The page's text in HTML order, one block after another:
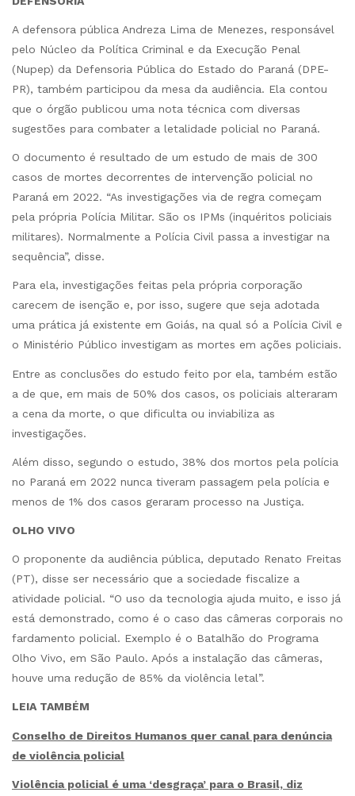
A defensora pública Andreza Lima de Menezes, responsável
pelo Núcleo da Política Criminal e da Execução Penal
(Nupep) da Defensoria Pública do Estado do Paraná (DPE-
PR), também participou da mesa da audiência. Ela contou
que o órgão publicou uma nota técnica com diversas
sugestões para combater a letalidade policial no Paraná.
O documento é resultado de um estudo de mais de 300
casos de mortes decorrentes de intervenção policial no
Paraná em 2022. “As investigações via de regra começam
pela própria Polícia Militar. São os IPMs (inquéritos policiais
militares). Normalmente a Polícia Civil passa a investigar na
sequência”, disse.
Para ela, investigações feitas pela própria corporação
carecem de isenção e, por isso, sugere que seja adotada
uma prática já existente em Goiás, na qual só a Polícia Civil e
o Ministério Público investigam as mortes em ações policiais.
Entre as conclusões do estudo feito por ela, também estão
a de que, em mais de 50% dos casos, os policiais alteraram
a cena da morte, o que dificulta ou inviabiliza as
investigações.
Além disso, segundo o estudo, 38% dos mortos pela polícia
no Paraná em 2022 nunca tiveram passagem pela polícia e
menos de 1% dos casos geraram processo na Justiça.
OLHO VIVO
O proponente da audiência pública, deputado Renato Freitas
(PT), disse ser necessário que a sociedade fiscalize a
atividade policial. “O uso da tecnologia ajuda muito, e isso já
está demonstrado, como é o caso das câmeras corporais no
fardamento policial. Exemplo é o Batalhão do Programa
Olho Vivo, em São Paulo. Após a instalação das câmeras,
houve uma redução de 85% da violência letal”.
LEIA TAMBÉM
Conselho de Direitos Humanos quer canal para denúncia
de violência policial
Violência policial é uma ‘desgraça’ para o Brasil, diz